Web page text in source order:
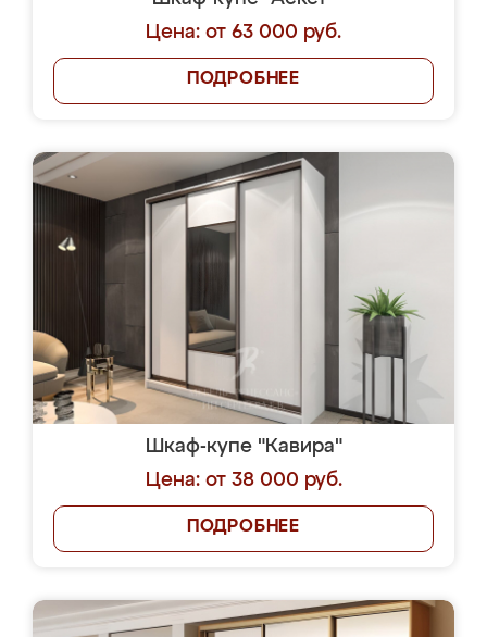
Цена: от 63 000 руб.
ПОДРОБНЕЕ
Шкаф-купе "Кавира"
Цена: от 38 000 руб.
ПОДРОБНЕЕ